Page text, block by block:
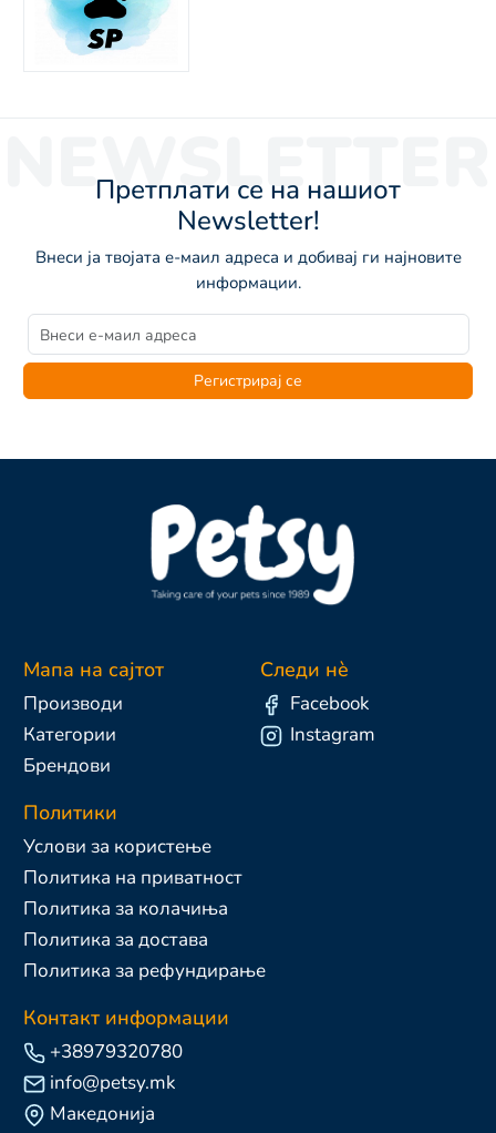
NEWSLETTER
Претплати се на нашиот
Newsletter!
Внеси ја твојата е-маил адреса и добивај ги најновите
информации.
Регистрирај се
Мапа на сајтот
Производи
Категории
Брендови
Политики
Услови за користење
Политика на приватност
Политика за колачиња
Политика за достава
Политика за рефундирање
Контакт информации
+38979320780
info@petsy.mk
Македонија
Следи нè
Facebook
Instagram